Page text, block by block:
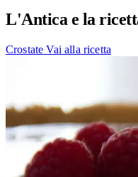
L'Antica e la
Crostate Vai alla ricetta